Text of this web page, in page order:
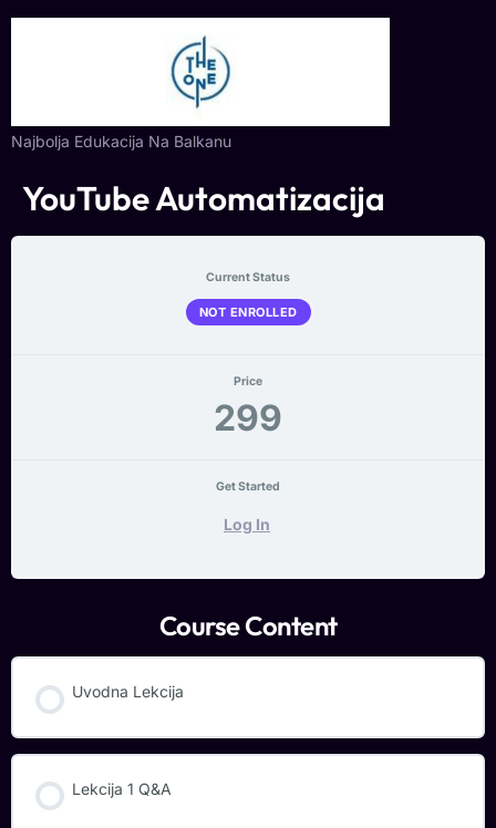
Najbolja Edukacija Na Balkanu
YouTube Automatizacija
Current Status
NOT ENROLLED
Price
299
Get Started
Log In
Course Content
Uvodna Lekcija
Lekcija 1 Q&A